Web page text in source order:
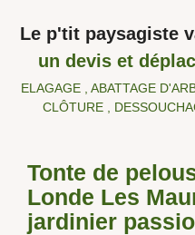
Le p'tit paysagiste
un devis et
ELAGAGE , ABATTAGE
CLÔTURE ,
Tonte de
Londe Les
jardinier